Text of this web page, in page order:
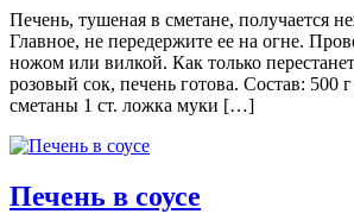
Печень, тушеная в сметане, получается
Главное, не передержите ее на огне.
ножом или вилкой. Как только
розовый сок, печень готова. Состав: 500
сметаны 1 ст. ложка муки […]
Печень в соусе